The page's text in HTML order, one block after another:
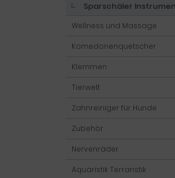
Sparschäler
Wellness und Massage
Komedonenquetscher
Klemmen
Tierwelt
Zahnreiniger für Hunde
Zubehör
Nervenräder
Aquaristik Terraristik